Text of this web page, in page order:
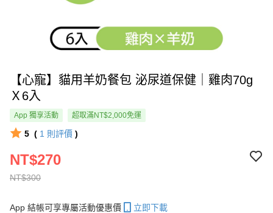
【心寵】貓用羊奶餐包 泌尿道保健｜雞肉70g
Ｘ6入
App 獨享活動 超取滿NT$2,000免運
5 ( 1 則評價 )
NT$300
NT$270
App 結帳可享專屬活動優惠價 立即下載